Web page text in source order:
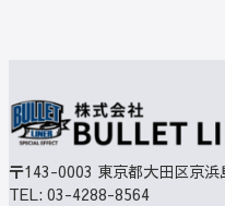
〒143-0003 東京都大田区京
TEL: 03-4288-8564